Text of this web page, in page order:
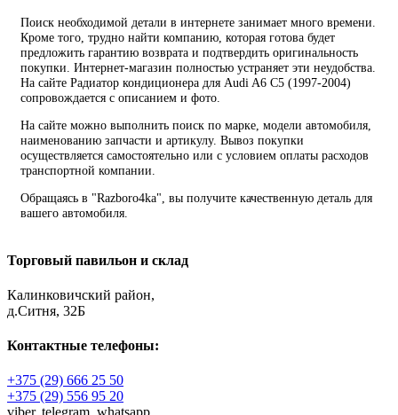
Поиск необходимой детали в интернете занимает много времени.
Кроме того, трудно найти компанию, которая готова будет
предложить гарантию возврата и подтвердить оригинальность
покупки. Интернет-магазин полностью устраняет эти неудобства.
На сайте Радиатор кондиционера для Audi A6 C5 (1997-2004)
сопровождается с описанием и фото.
На сайте можно выполнить поиск по марке, модели автомобиля,
наименованию запчасти и артикулу. Вывоз покупки
осуществляется самостоятельно или с условием оплаты расходов
транспортной компании.
Обращаясь в "Razboro4ka", вы получите качественную деталь для
вашего автомобиля.
Торговый павильон и склад
Калинковичский район,
д.Ситня, 32Б
Контактные телефоны:
+375 (29) 666 25 50
+375 (29) 556 95 20